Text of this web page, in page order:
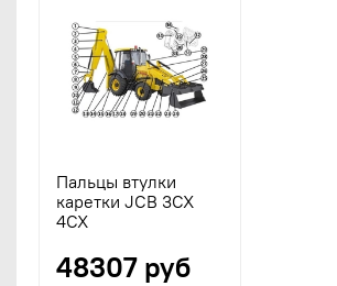
Пальцы втулки
каретки JCB 3CX
4CX
48307 руб